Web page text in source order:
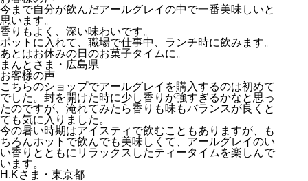
今まで自分が飲んだアールグレイの中で一番美味しいと
思います。
香りもよく、深い味わいです。
ポットに入れて、職場で仕事中、ランチ時に飲みます。
あとはお休みの日のお菓子タイムに。
まんとさま・広島県
お客様の声
こちらのショップでアールグレイを購入するのは初めて
でした。封を開けた時に少し香りが強すぎるかなと思っ
たのですが、淹れてみたら香りも味もバランスが良くと
ても気に入りました。
今の暑い時期はアイスティで飲むこともありますが、も
ちろんホットで飲んでも美味しくて、アールグレイのい
い香りとともにリラックスしたティータイムを楽しんで
います。
H.Kさま・東京都